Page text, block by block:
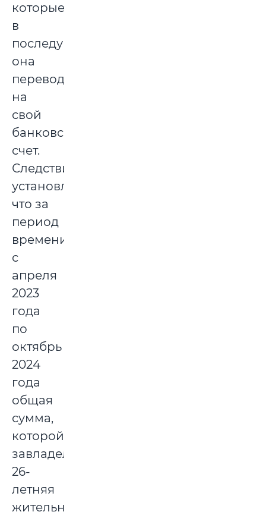
которые
в
последующем
она
переводила
на
свой
банковский
счет.
Следствием
установлено,
что за
период
времени
с
апреля
2023
года
по
октябрь
2024
года
общая
сумма,
которой
завладела
26-
летняя
жительница